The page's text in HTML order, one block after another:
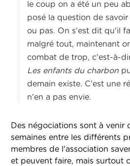
le coup on a été un peu
posé la question de
ou pas. On s'est dit qu'il
malgré tout, maintenant
combat de trop, c'est-à-
Les enfants du charbon
demain existe. C'est une
n'en a pas envie.
Des négociations sont à venir
semaines entre les différents
membres de l'association
et peuvent faire, mais surtout